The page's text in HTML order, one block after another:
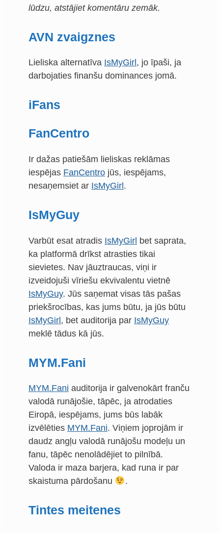
lūdzu, atstājiet komentāru zemāk.
AVN zvaigznes
Lieliska alternatīva IsMyGirl , jo īpaši, ja
darbojaties finanšu dominances jomā.
iFans
FanCentro
Ir dažas patiešām lieliskas reklāmas
iespējas FanCentro jūs, iespējams,
nesaņemsiet ar IsMyGirl.
IsMyGuy
Varbūt esat atradis IsMyGirl bet saprata,
ka platformā drīkst atrasties tikai
sievietes. Nav jāuztraucas, viņi ir
izveidojuši vīriešu ekvivalentu vietnē
IsMyGuy. Jūs saņemat visas tās pašas
priekšrocības, kas jums būtu, ja jūs būtu
IsMyGirl, bet auditorija par IsMyGuy
meklē tādus kā jūs.
MYM.Fani
MYM.Fani auditorija ir galvenokārt franču
valodā runājošie, tāpēc, ja atrodaties
Eiropā, iespējams, jums būs labāk
izvēlēties MYM.Fani. Viņiem joprojām ir
daudz angļu valodā runājošu modeļu un
fanu, tāpēc nenolādējiet to pilnībā.
Valoda ir maza barjera, kad runa ir par
skaistuma pārdošanu
.
Tintes meitenes